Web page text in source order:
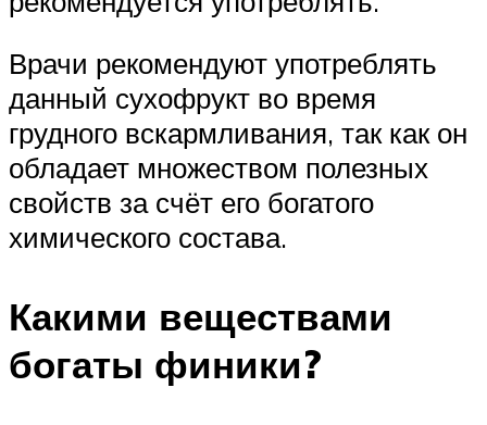
Врачи рекомендуют употреблять
данный сухофрукт во время
грудного вскармливания, так как он
обладает множеством полезных
свойств за счёт его богатого
химического состава.
Какими веществами
богаты финики?